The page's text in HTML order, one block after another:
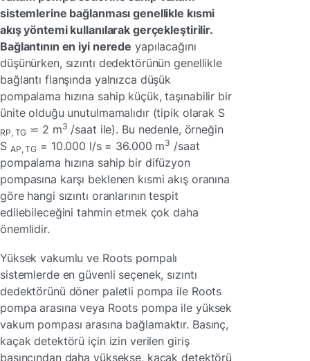
sistemlerine bağlanması genellikle kısmi
akış yöntemi kullanılarak gerçekleştirilir.
Bağlantının en iyi nerede yapılacağını
düşünürken, sızıntı dedektörünün genellikle
bağlantı flanşında yalnızca düşük
pompalama hızına sahip küçük, taşınabilir bir
ünite olduğu unutulmamalıdır (tipik olarak S
RP, TG ⋍ 2 m3 /saat ile). Bu nedenle, örneğin
S AP, TG = 10.000 l/s = 36.000 m3 /saat
pompalama hızına sahip bir difüzyon
pompasına karşı beklenen kısmi akış oranına
göre hangi sızıntı oranlarının tespit
edilebileceğini tahmin etmek çok daha
önemlidir.
Yüksek vakumlu ve Roots pompalı
sistemlerde en güvenli seçenek, sızıntı
dedektörünü döner paletli pompa ile Roots
pompa arasına veya Roots pompa ile yüksek
vakum pompası arasına bağlamaktır. Basınç,
kaçak detektörü için izin verilen giriş
basıncından daha yüksekse, kaçak detektörü